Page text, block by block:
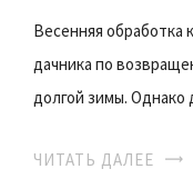
Весенняя обработка
дачника по
долгой зимы. Однако
ЧИТАТЬ ДАЛЕЕ